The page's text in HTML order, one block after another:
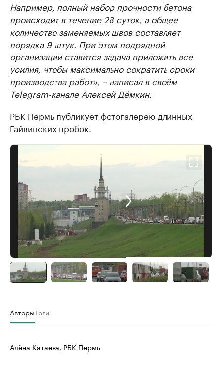
нефтегазовой промышленности
Найдите и проверьте данные в каталоге Посмотрите
Например, полный набор прочности бетона
происходит в течение 28 суток, а общее
количество заменяемых швов составляет
порядка 9 штук. При этом подрядной
организации ставится задача приложить все
усилия, чтобы максимально сократить сроки
производства работ», – написал в своём
Telegram-канале Алексей Дёмкин.
РБК Пермь публикует фотогалерею длинных
Гайвинских пробок.
АвторыТеги
Алёна Катаева, РБК Пермь